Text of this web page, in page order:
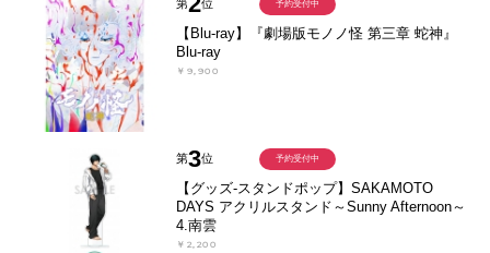
第 位
【Blu-ray】『劇場版モノノ怪 第三章 蛇神』
Blu-ray
￥9,900
予約受付中
第3位
【グッズ-スタンドポップ】SAKAMOTO
DAYS アクリルスタンド～Sunny Afternoon～
4.南雲
￥2,200
予約受付中